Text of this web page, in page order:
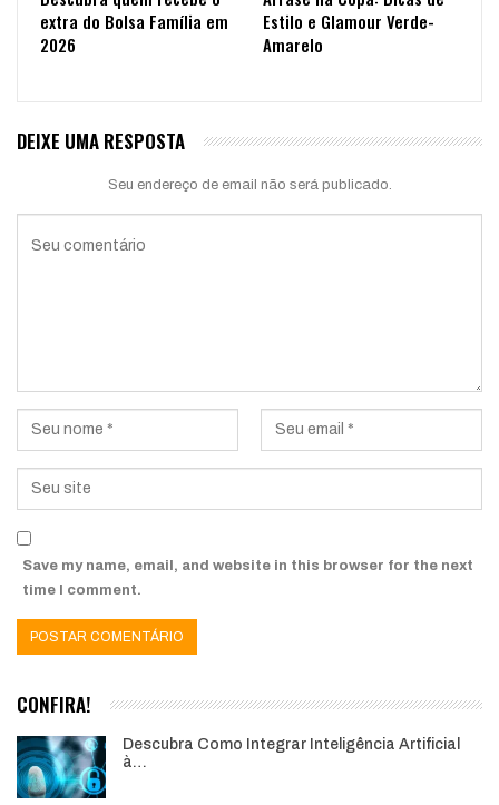
extra do Bolsa Família em
2026
Estilo e Glamour Verde-
Amarelo
DEIXE UMA RESPOSTA
Seu endereço de email não será publicado.
Save my name, email, and website in this browser for the next
time I comment.
CONFIRA!
Descubra Como Integrar Inteligência Artificial
à…